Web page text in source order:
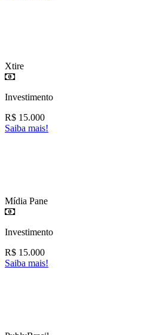
Xtire
Investimento
R$ 15.000
Saiba mais!
Mídia Pane
Investimento
R$ 15.000
Saiba mais!